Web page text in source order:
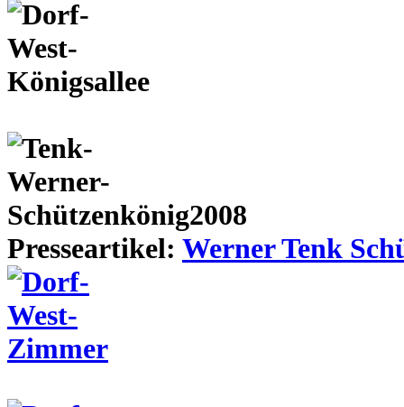
Presseartikel: Werner Tenk